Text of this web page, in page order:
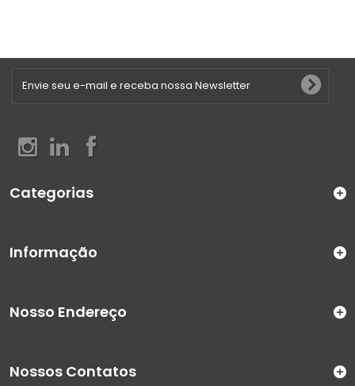
Categorias
Informação
Nosso Endereço
Nossos Contatos